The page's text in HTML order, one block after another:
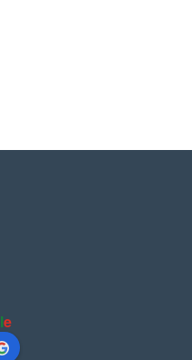
le